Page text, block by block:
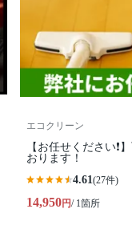
エコクリーン
【お任せください❗️
おります！
4.61(27件)
14,950円/ 1箇所